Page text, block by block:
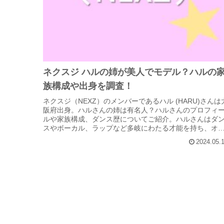
ネクスジ ハルの姉が美人でモデル？ハルの
族構成や出身を調査！
ネクスジ（NEXZ）のメンバーであるハル (HARU)さんは
阪府出身。ハルさんの姉は有名人？ハルさんのプロフィー
ルや家族構成、ダンス歴についてご紹介。ハルさんはダン
スやボーカル、ラップなど多岐にわたる才能を持ち、オー